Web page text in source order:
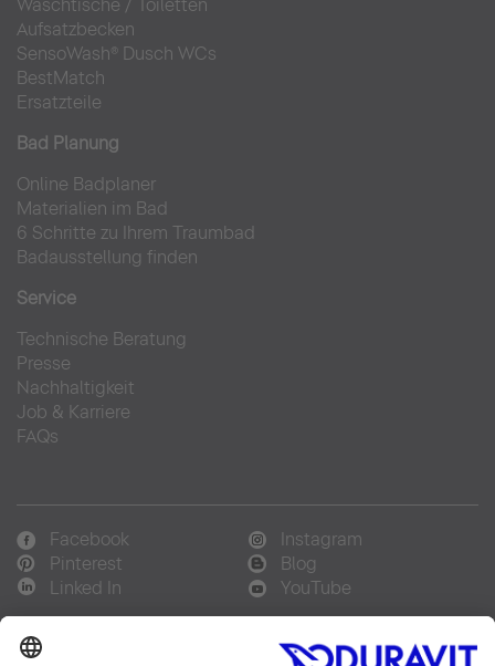
Waschtische / Toiletten
Aufsatzbecken
SensoWash® Dusch WCs
BestMatch
Ersatzteile
Bad Planung
Online Badplaner
Materialien im Bad
6 Schritte zu Ihrem Traumbad
Badausstellung finden
Service
Technische Beratung
Presse
Nachhaltigkeit
Job & Karriere
FAQs
Facebook
Instagram
Pinterest
Blog
Linked In
YouTube